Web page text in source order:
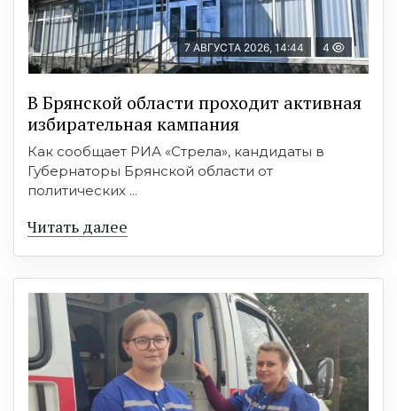
7 АВГУСТА 2026, 14:44 4
В Брянской области проходит активная
избирательная кампания
Как сообщает РИА «Стрела», кандидаты в
Губернаторы Брянской области от
политических ...
Читать далее